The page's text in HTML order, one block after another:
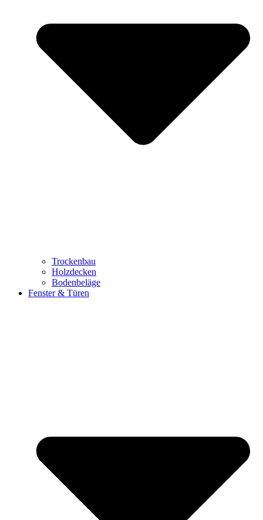
Trockenbau
Holzdecken
Bodenbeläge
Fenster & Türen